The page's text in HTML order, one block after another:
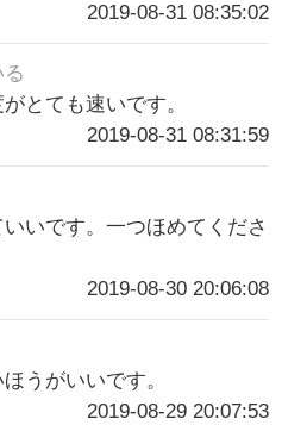
2019-08-31 08:35:02
とても速いです。
2019-08-31 08:31:59
いです。一つほめてくださ
2019-08-30 20:06:08
うがいいです。
2019-08-29 20:07:53